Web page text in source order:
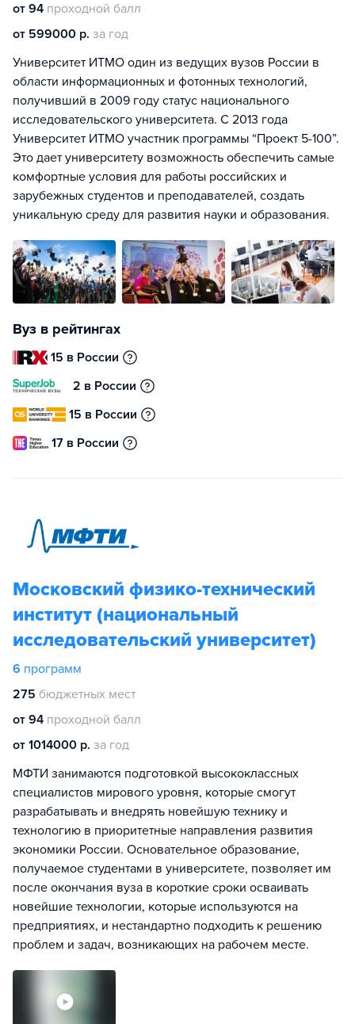
от 94 проходной балл
от 599000 р. за год
Университет ИТМО один из ведущих вузов России в
области информационных и фотонных технологий,
получивший в 2009 году статус национального
исследовательского университета. С 2013 года
Университет ИТМО участник программы “Проект 5-100”.
Это дает университету возможность обеспечить самые
комфортные условия для работы российских и
зарубежных студентов и преподавателей, создать
уникальную среду для развития науки и образования.
Вуз в рейтингах
15 в России
2 в России
15 в России
17 в России
Московский физико-технический
институт (национальный
исследовательский университет)
6 программ
275 бюджетных мест
от 94 проходной балл
от 1014000 р. за год
МФТИ занимаются подготовкой высококлассных
специалистов мирового уровня, которые смогут
разрабатывать и внедрять новейшую технику и
технологию в приоритетные направления развития
экономики России. Основательное образование,
получаемое студентами в университете, позволяет им
после окончания вуза в короткие сроки осваивать
новейшие технологии, которые используются на
предприятиях, и нестандартно подходить к решению
проблем и задач, возникающих на рабочем месте.